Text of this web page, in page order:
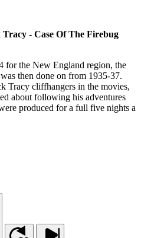
Tracy - Case Of The Firebug
for the New England region, the
then done on from 1935-37.
Tracy cliffhangers in the movies,
about following his adventures
produced for a full five nights a